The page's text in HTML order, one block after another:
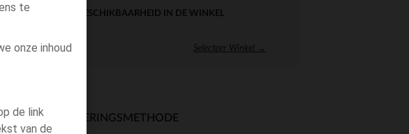
te
onze inhoud
de link
van de
DIRECTE BESCHIKBAARHEID IN DE WINKEL
Selecteer Winkel →
LEVERINGSMETHODE